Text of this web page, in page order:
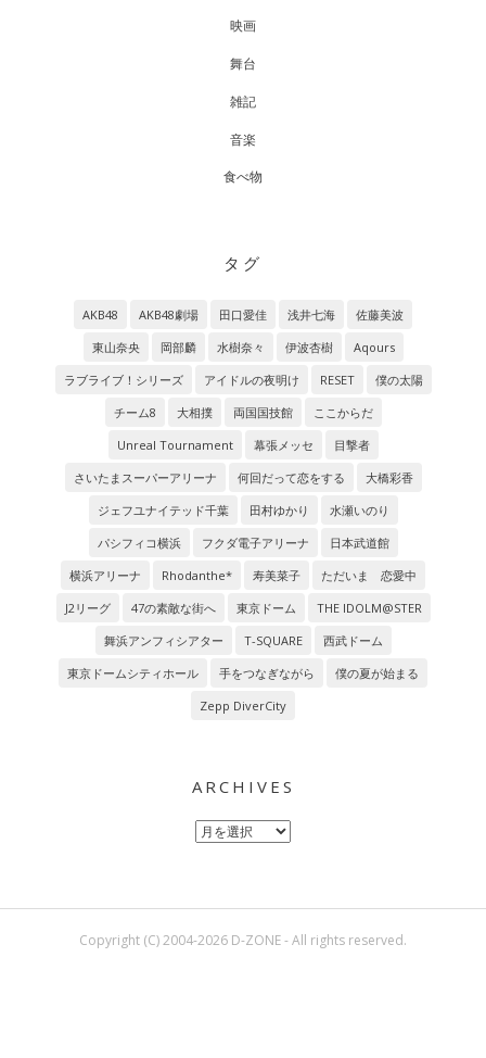
映画
舞台
雑記
音楽
食べ物
タグ
AKB48 AKB48劇場 田口愛佳 浅井七海
佐藤美波
東山奈央
岡部麟 水樹奈々 伊波杏樹
Aqours
ラブライブ！シリーズ
アイドルの夜明け RESET
僕の太陽
チーム8
大相撲 両国国技館
ここからだ
Unreal Tournament
幕張メッセ
目撃者
さいたまスーパーアリーナ
何回だって恋をする
大橋彩香
ジェフユナイテッド千葉
田村ゆかり
水瀬いのり
パシフィコ横浜
フクダ電子アリーナ
日本武道館
横浜アリーナ
Rhodanthe* 寿美菜子
ただいま 恋愛中
J2リーグ
47の素敵な街へ 東京ドーム
THE IDOLM@STER
舞浜アンフィシアター
T-SQUARE
西武ドーム
東京ドームシティホール
手をつなぎながら
僕の夏が始まる
Zepp DiverCity
ARCHIVES
Archives
Copyright (C) 2004-2026 D-ZONE - All rights reserved.